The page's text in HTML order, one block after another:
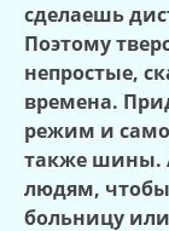
сделаешь
Поэтому
непростые,
времена.
режим и
также шины.
людям, чтобы
больницу или